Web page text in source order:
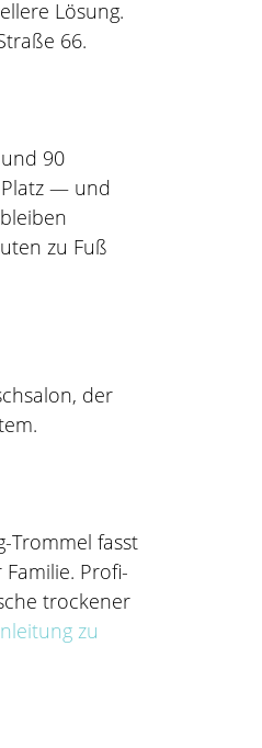
Lösung.
66.
90
Platz — und
zu Fuß
der
Trommel fasst
Profi-
trockener
zu